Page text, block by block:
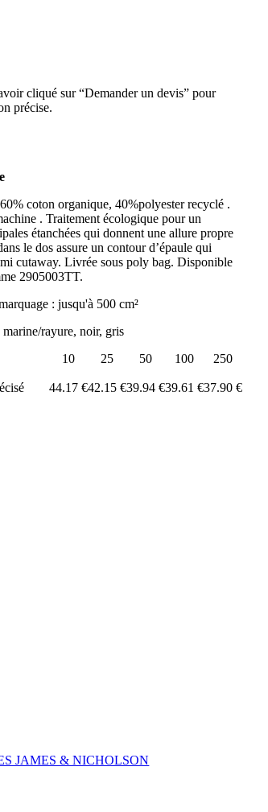
cliqué sur “Demander un devis” pour
précise.
coton organique, 40%polyester recyclé .
. Traitement écologique pour un
étanchées qui donnent une allure propre
le dos assure un contour d’épaule qui
cutaway. Livrée sous poly bag. Disponible
2905003TT.
: jusqu'à 500 cm²
rayure, noir, gris
10
25 50 100
250
44.17 €42.15 €39.94 €39.61 €37.90 €
JAMES & NICHOLSON